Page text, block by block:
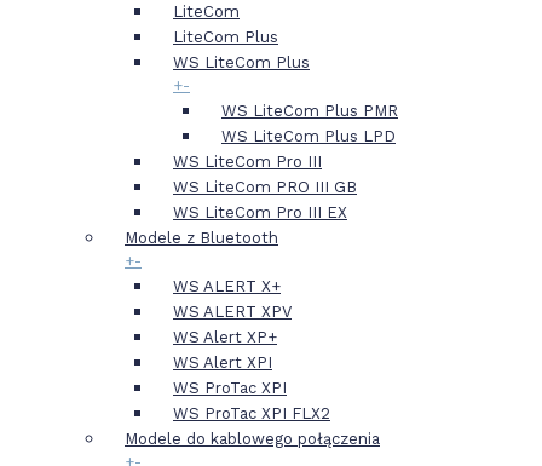
LiteCom
LiteCom Plus
WS LiteCom Plus
+-
WS LiteCom Plus PMR
WS LiteCom Plus LPD
WS LiteCom Pro III
WS LiteCom PRO III GB
WS LiteCom Pro III EX
Modele z Bluetooth
+-
WS ALERT X+
WS ALERT XPV
WS Alert XP+
WS Alert XPI
WS ProTac XPI
WS ProTac XPI FLX2
Modele do kablowego połączenia
+-